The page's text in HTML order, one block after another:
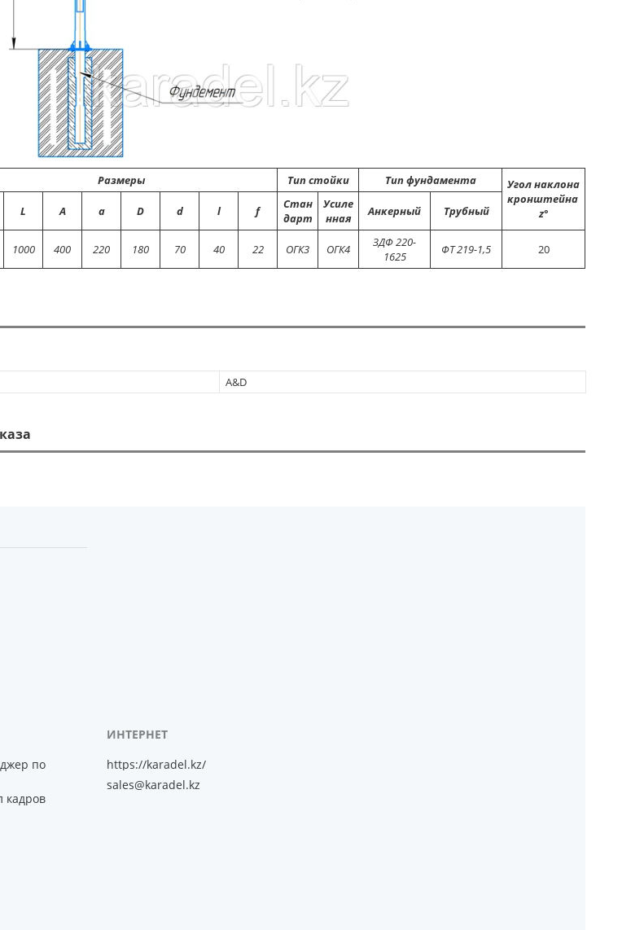
Размеры Тип стойки Тип фундамента
Угол наклона
кронштейна
z°
L A a D d l f
Стан
дарт
Усиле
нная
Анкерный Трубный
1000 400 220 180 70 40 22 ОГК3 ОГК4
ЗДФ 220-
1625
ФТ 219-1,5 20
A&D
по
кадров
https://karadel.kz/
sales@karadel.kz